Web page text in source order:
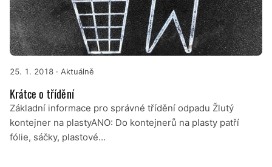
25. 1. 2018 · Aktuálně
Krátce o třídění
Základní informace pro správné třídění odpadu Žlutý
kontejner na plastyANO: Do kontejnerů na plasty patří
fólie, sáčky, plastové…